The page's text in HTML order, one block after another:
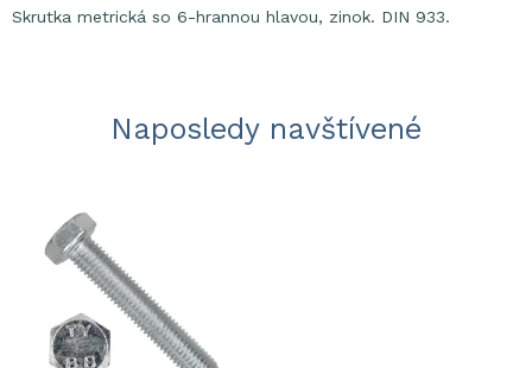
Skrutka metrická so 6-hrannou hlavou, zinok. DIN 933.
Naposledy navštívené